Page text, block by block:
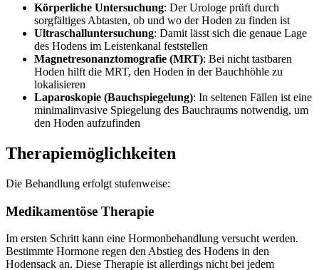
Körperliche Untersuchung: Der Urologe prüft durch
sorgfältiges Abtasten, ob und wo der Hoden zu finden ist
Ultraschalluntersuchung: Damit lässt sich die genaue Lage
des Hodens im Leistenkanal feststellen
Magnetresonanztomografie (MRT): Bei nicht tastbaren
Hoden hilft die MRT, den Hoden in der Bauchhöhle zu
lokalisieren
Laparoskopie (Bauchspiegelung): In seltenen Fällen ist eine
minimalinvasive Spiegelung des Bauchraums notwendig, um
den Hoden aufzufinden
Therapiemöglichkeiten
Die Behandlung erfolgt stufenweise:
Medikamentöse Therapie
Im ersten Schritt kann eine Hormonbehandlung versucht werden.
Bestimmte Hormone regen den Abstieg des Hodens in den
Hodensack an. Diese Therapie ist allerdings nicht bei jedem